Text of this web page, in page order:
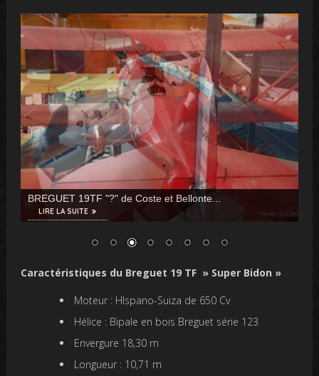
BREGUET 19TF "?" de Coste et Bellonte...
LIRE LA SUITE
Caractéristiques du Breguet 19 TF » Super Bidon »
Moteur : HIspano-Suiza de 650 Cv
Hélice : Bipale en bois Breguet série 123
Envergure 18,30 m
Longueur : 10,71 m